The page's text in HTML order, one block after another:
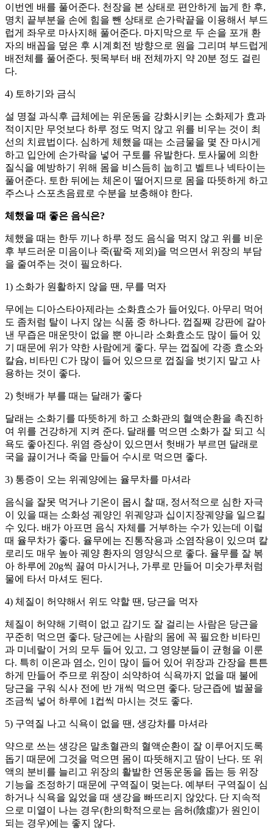
이번엔 배를 풀어준다. 천장을 본 상태로 편안하게 눕게 한 후,
명치 끝부분을 손에 힘을 뺀 상태로 손가락끝을 이용해서 부드
럽게 좌우로 마사지해 풀어준다. 마지막으로 두 손을 포개 환
자의 배꼽을 덮은 후 시계회전 방향으로 원을 그리며 부드럽게
배전체를 풀어준다. 뒷목부터 배 전체까지 약 20분 정도 걸린
다.
4) 토하기와 금식
설 명절 과식후 급체에는 위운동을 강화시키는 소화제가 효과
적이지만 무엇보다 하루 정도 먹지 않고 위를 비우는 것이 최
선의 치료법이다. 심하게 체했을 때는 소금물을 몇 잔 마시게
하고 입안에 손가락을 넣어 구토를 유발한다. 토사물에 의한
질식을 예방하기 위해 몸을 비스듬히 눕히고 벨트나 넥타이는
풀어준다. 토한 뒤에는 체온이 떨어지므로 몸을 따뜻하게 하고
주스나 스포츠음료로 수분을 보충해야 한다.
체했을 때 좋은 음식은?
체했을 때는 한두 끼나 하루 정도 음식을 먹지 않고 위를 비운
후 부드러운 미음이나 죽(팥죽 제외)을 먹으면서 위장의 부담
을 줄여주는 것이 필요하다.
1) 소화가 원활하지 않을 땐, 무를 먹자
무에는 디아스타아제라는 소화효소가 들어있다. 아무리 먹어
도 좀처럼 탈이 나지 않는 식품 중 하나다. 껍질째 강판에 갈아
낸 무즙은 매운맛이 없을 뿐 아니라 소화효소도 많이 들어 있
기 때문에 위가 약한 사람에게 좋다. 무는 껍질에 각종 효소와
칼슘, 비타민 C가 많이 들어 있으므로 껍질을 벗기지 말고 사
용하는 것이 좋다.
2) 헛배가 부를 때는 달래가 좋다
달래는 소화기를 따뜻하게 하고 소화관의 혈액순환을 촉진하
여 위를 건강하게 지켜 준다. 달래를 먹으면 소화가 잘 되고 식
욕도 좋아진다. 위염 증상이 있으면서 헛배가 부르면 달래로
국을 끓이거나 죽을 만들어 수시로 먹으면 좋다.
3) 통증이 오는 위궤양에는 율무차를 마셔라
음식을 잘못 먹거나 기온이 몹시 찰 때, 정서적으로 심한 자극
이 있을 때는 소화성 궤양인 위궤양과 십이지장궤양을 일으킬
수 있다. 배가 아프면 음식 자체를 거부하는 수가 있는데 이럴
때 율무차가 좋다. 율무에는 진통작용과 소염작용이 있으며 칼
로리도 매우 높아 궤양 환자의 영양식으로 좋다. 율무를 잘 볶
아 하루에 20g씩 끓여 마시거나, 가루로 만들어 미숫가루처럼
물에 타서 마셔도 된다.
4) 체질이 허약해서 위도 약할 땐, 당근을 먹자
체질이 허약해 기력이 없고 감기도 잘 걸리는 사람은 당근을
꾸준히 먹으면 좋다. 당근에는 사람의 몸에 꼭 필요한 비타민
과 미네랄이 거의 모두 들어 있고, 그 영양분들이 균형을 이룬
다. 특히 이온과 염소, 인이 많이 들어 있어 위장과 간장을 튼튼
하게 만들어 주므로 위장이 쇠약하여 식욕까지 없을 때 불에
당근을 구워 식사 전에 반 개씩 먹으면 좋다. 당근즙에 벌꿀을
조금씩 넣어 하루에 1컵씩 마시는 것도 좋다.
5) 구역질 나고 식욕이 없을 땐, 생강차를 마셔라
약으로 쓰는 생강은 말초혈관의 혈액순환이 잘 이루어지도록
돕기 때문에 그것을 먹으면 몸이 따뜻해지고 땀이 난다. 또 위
액의 분비를 늘리고 위장의 활발한 연동운동을 돕는 등 위장
기능을 조정하기 때문에 구역질이 멎는다. 예부터 구역질이 심
하거나 식욕을 잃었을 때 생강을 빠뜨리지 않았다. 단 지속적
으로 미열이 나는 경우(한의학적으로는 음허(陰虛)가 원인이
되는 경우)에는 좋지 않다.